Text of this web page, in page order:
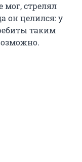
стрелял
он целился: у
таким